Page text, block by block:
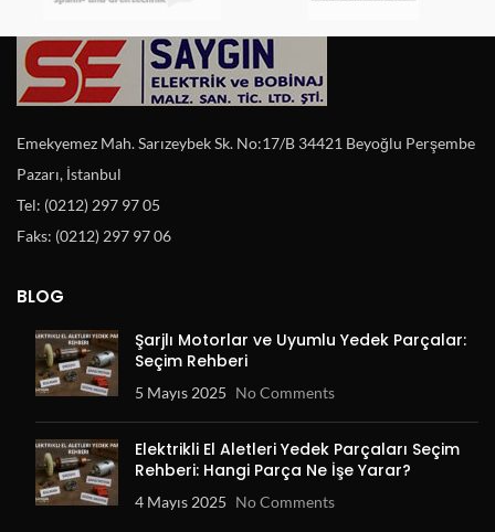
Emekyemez Mah. Sarızeybek Sk. No:17/B 34421 Beyoğlu Perşembe
Pazarı, İstanbul
Tel: (0212) 297 97 05
Faks: (0212) 297 97 06
BLOG
Şarjlı Motorlar ve Uyumlu Yedek Parçalar:
Seçim Rehberi
5 Mayıs 2025 No Comments
Elektrikli El Aletleri Yedek Parçaları Seçim
Rehberi: Hangi Parça Ne İşe Yarar?
4 Mayıs 2025 No Comments